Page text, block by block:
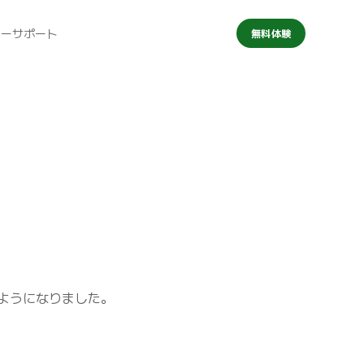
サポート 無料体験
になりました。